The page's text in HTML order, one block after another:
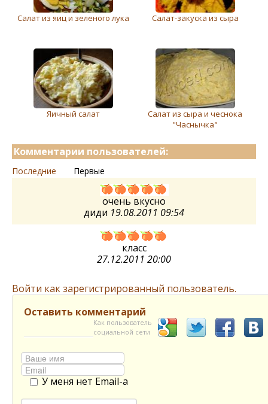
Салат из яиц и зeлeного лука Салат-закуска из сыра
Яичный салат
Салат из сыра и чеснока
"Часнычка"
Комментарии пользователей:
Последние Первые
очень вкусно
диди 19.08.2011 09:54
класс
27.12.2011 20:00
Войти как зарегистрированный пользователь.
Оставить комментарий
Как пользователь
социальной сети
У меня нет Email-а